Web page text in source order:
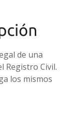
de una
Registro Civil.
los mismos